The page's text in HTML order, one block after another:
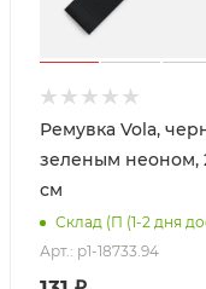
Ремувка Vola,
зеленым неоном,
см
Склад (П (1-2 дня
Арт.: p1-18733.94